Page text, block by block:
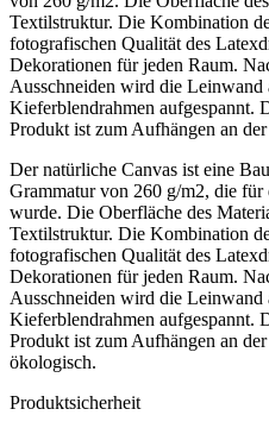
Textilstruktur. Die Kombination
fotografischen Qualität des
Dekorationen für jeden Raum.
Ausschneiden wird die Leinwand
Kieferblendrahmen aufgespannt.
Produkt ist zum Aufhängen an
Der natürliche Canvas ist eine
Grammatur von 260 g/m2, die
wurde. Die Oberfläche des
Textilstruktur. Die Kombination
fotografischen Qualität des
Dekorationen für jeden Raum.
Ausschneiden wird die Leinwand
Kieferblendrahmen aufgespannt.
Produkt ist zum Aufhängen an
ökologisch.
Produktsicherheit